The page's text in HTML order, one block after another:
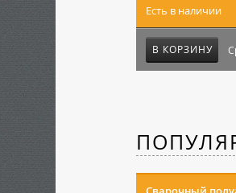
Есть в наличии
В КОРЗИНУ